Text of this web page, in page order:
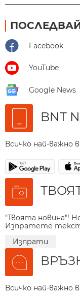
Facebook
YouTube
Google News
BNT
Всичко най-важно
"Твоята новина"!
Изпратете
Изпрати
Всичко най-важно